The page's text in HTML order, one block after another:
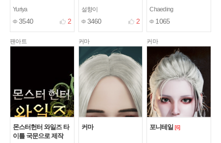
Yuriya
3540 2
설향이
3460 2
Chaeding
1065
팬아트
몬스터헌터 와일즈 타
이틀 국문으로 제작
커마
커마
커마
포니테일 [6]